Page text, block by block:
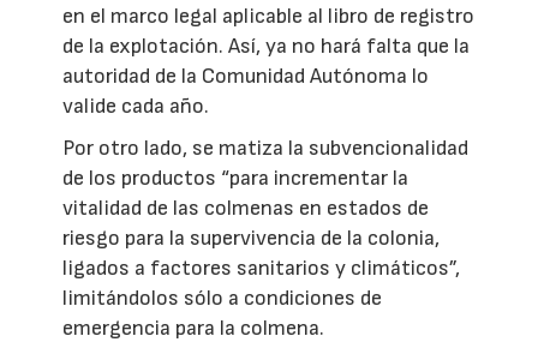
en el marco legal aplicable al libro de registro
de la explotación. Así, ya no hará falta que la
autoridad de la Comunidad Autónoma lo
valide cada año.
Por otro lado, se matiza la subvencionalidad
de los productos “para incrementar la
vitalidad de las colmenas en estados de
riesgo para la supervivencia de la colonia,
ligados a factores sanitarios y climáticos”,
limitándolos sólo a condiciones de
emergencia para la colmena.